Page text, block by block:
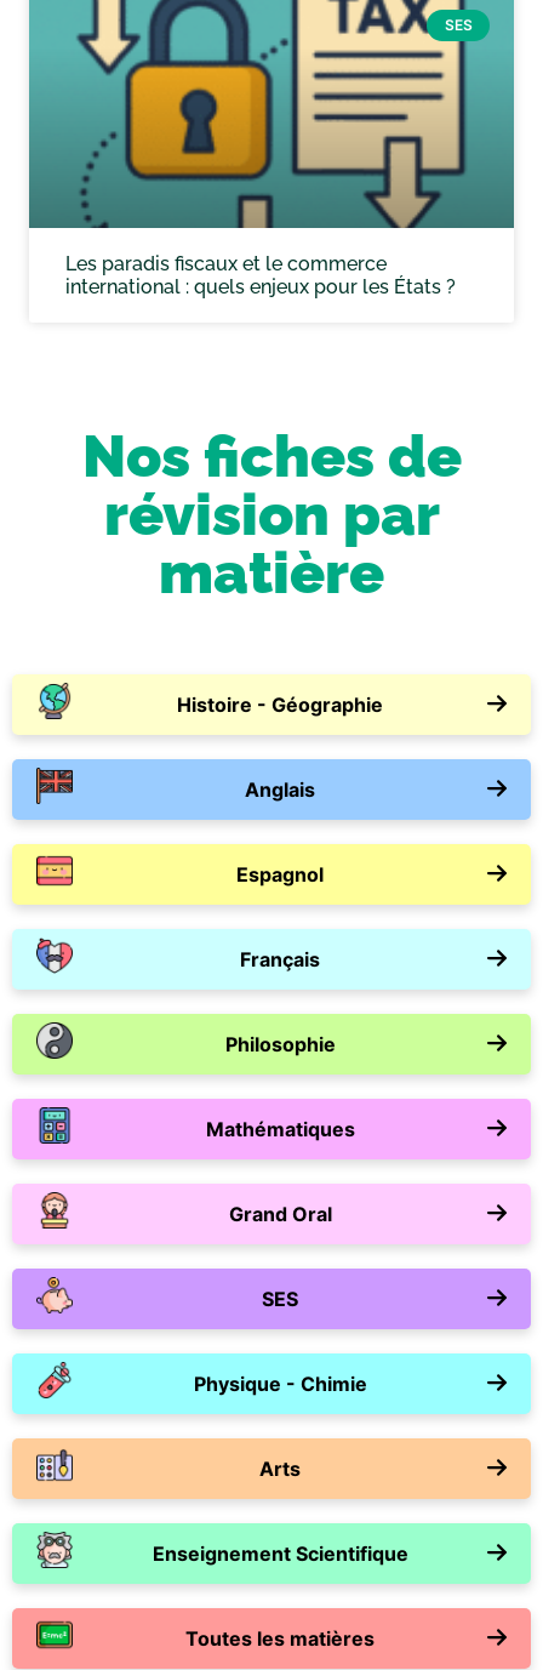
SES
Les paradis fiscaux et le commerce
international : quels enjeux pour les États ?
Nos fiches de
révision par
matière
Histoire - Géographie
Anglais
Espagnol
Français
Philosophie
Mathématiques
Grand Oral
SES
Physique - Chimie
Arts
Enseignement Scientifique
Toutes les matières